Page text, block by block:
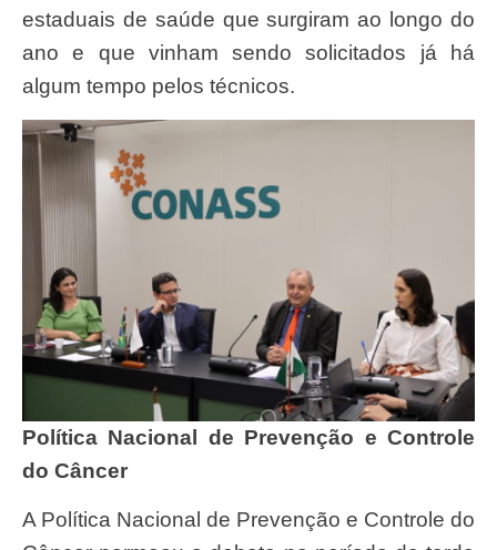
estaduais de saúde que surgiram ao longo do
ano e que vinham sendo solicitados já há
algum tempo pelos técnicos.
Política Nacional de Prevenção e Controle
do Câncer
A Política Nacional de Prevenção e Controle do